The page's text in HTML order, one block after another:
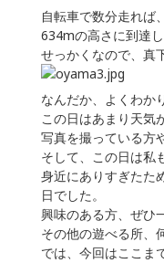
自転車で数分走れば
634mの高さに到達
せっかくなので、真
なんだか、よくわか
この日はあまり天気
写真を撮っている方
そして、この日は私
身近にありすぎたた
日でした。
興味のある方、ぜひ
その他の遊べる所、
では、今回はここま